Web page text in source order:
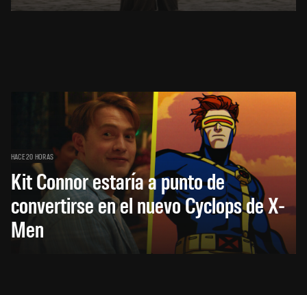
HACE 20 HORAS
Kit Connor estaría a punto de
convertirse en el nuevo Cyclops de X-
Men